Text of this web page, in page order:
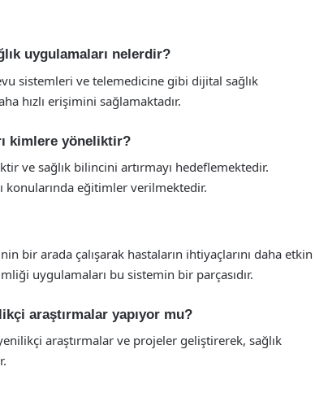
uygulamaları nelerdir?
sistemleri ve telemedicine gibi dijital sağlık
hızlı erişimini sağlamaktadır.
kimlere yöneliktir?
ve sağlık bilincini artırmayı hedeflemektedir.
konularında eğitimler verilmektedir.
bir arada çalışarak hastaların ihtiyaçlarını daha etkin
uygulamaları bu sistemin bir parçasıdır.
araştırmalar yapıyor mu?
araştırmalar ve projeler geliştirerek, sağlık